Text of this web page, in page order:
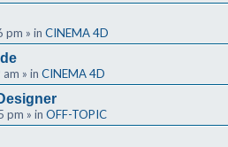
pm » in CINEMA 4D
» in CINEMA 4D
pm » in OFF-TOPIC